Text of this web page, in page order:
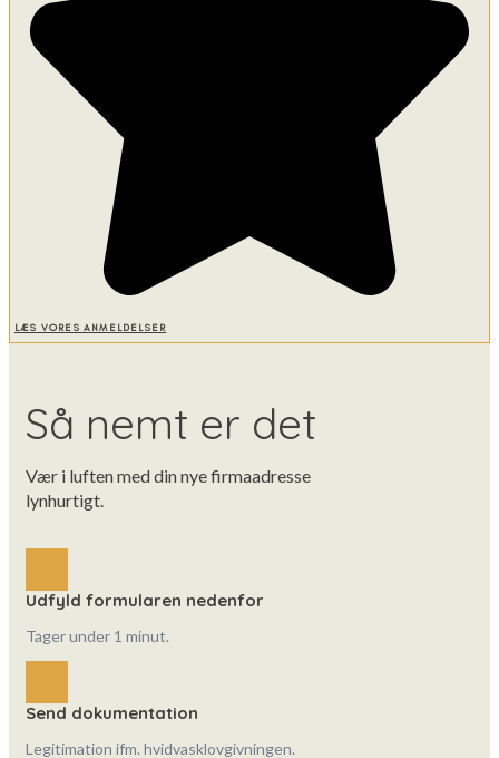
LÆS VORES ANMELDELSER
Så nemt er det
Vær i luften med din nye firmaadresse
lynhurtigt.
Udfyld formularen nedenfor
Tager under 1 minut.
Send dokumentation
Legitimation ifm. hvidvasklovgivningen.